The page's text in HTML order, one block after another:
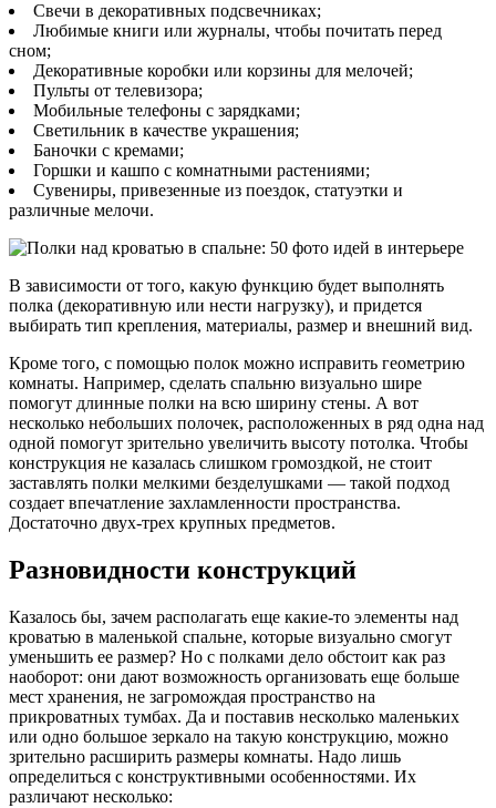
Свечи в декоративных подсвечниках;
Любимые книги или журналы, чтобы почитать перед
сном;
Декоративные коробки или корзины для мелочей;
Пульты от телевизора;
Мобильные телефоны с зарядками;
Светильник в качестве украшения;
Баночки с кремами;
Горшки и кашпо с комнатными растениями;
Сувениры, привезенные из поездок, статуэтки и
различные мелочи.
В зависимости от того, какую функцию будет выполнять
полка (декоративную или нести нагрузку), и придется
выбирать тип крепления, материалы, размер и внешний вид.
Кроме того, с помощью полок можно исправить геометрию
комнаты. Например, сделать спальню визуально шире
помогут длинные полки на всю ширину стены. А вот
несколько небольших полочек, расположенных в ряд одна над
одной помогут зрительно увеличить высоту потолка. Чтобы
конструкция не казалась слишком громоздкой, не стоит
заставлять полки мелкими безделушками — такой подход
создает впечатление захламленности пространства.
Достаточно двух-трех крупных предметов.
Разновидности конструкций
Казалось бы, зачем располагать еще какие-то элементы над
кроватью в маленькой спальне, которые визуально смогут
уменьшить ее размер? Но с полками дело обстоит как раз
наоборот: они дают возможность организовать еще больше
мест хранения, не загромождая пространство на
прикроватных тумбах. Да и поставив несколько маленьких
или одно большое зеркало на такую конструкцию, можно
зрительно расширить размеры комнаты. Надо лишь
определиться с конструктивными особенностями. Их
различают несколько: